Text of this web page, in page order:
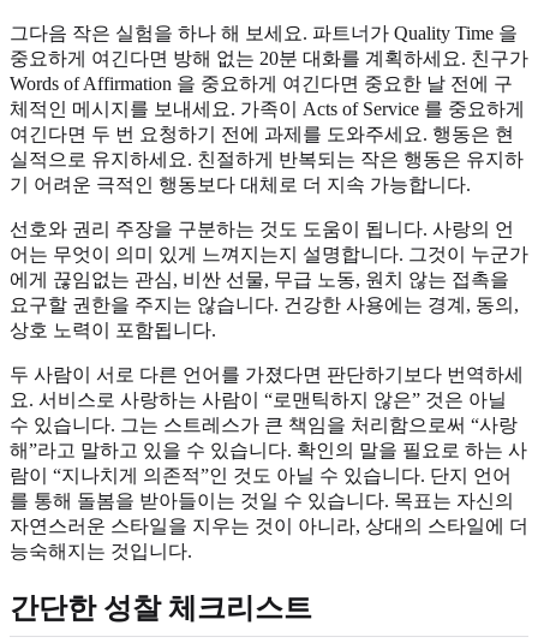
그다음 작은 실험을 하나 해 보세요. 파트너가 Quality Time 을
중요하게 여긴다면 방해 없는 20분 대화를 계획하세요. 친구가
Words of Affirmation 을 중요하게 여긴다면 중요한 날 전에 구
체적인 메시지를 보내세요. 가족이 Acts of Service 를 중요하게
여긴다면 두 번 요청하기 전에 과제를 도와주세요. 행동은 현
실적으로 유지하세요. 친절하게 반복되는 작은 행동은 유지하
기 어려운 극적인 행동보다 대체로 더 지속 가능합니다.
선호와 권리 주장을 구분하는 것도 도움이 됩니다. 사랑의 언
어는 무엇이 의미 있게 느껴지는지 설명합니다. 그것이 누군가
에게 끊임없는 관심, 비싼 선물, 무급 노동, 원치 않는 접촉을
요구할 권한을 주지는 않습니다. 건강한 사용에는 경계, 동의,
상호 노력이 포함됩니다.
두 사람이 서로 다른 언어를 가졌다면 판단하기보다 번역하세
요. 서비스로 사랑하는 사람이 “로맨틱하지 않은” 것은 아닐
수 있습니다. 그는 스트레스가 큰 책임을 처리함으로써 “사랑
해”라고 말하고 있을 수 있습니다. 확인의 말을 필요로 하는 사
람이 “지나치게 의존적”인 것도 아닐 수 있습니다. 단지 언어
를 통해 돌봄을 받아들이는 것일 수 있습니다. 목표는 자신의
자연스러운 스타일을 지우는 것이 아니라, 상대의 스타일에 더
능숙해지는 것입니다.
간단한 성찰 체크리스트